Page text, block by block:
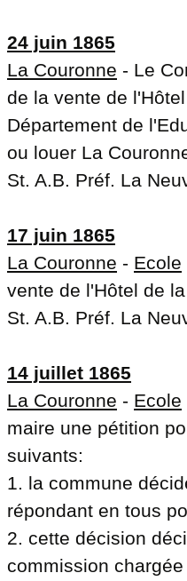
24 juin 1865
La Couronne - Le
de la vente de
Département de
ou louer La
St. A.B. Préf. La
17 juin 1865
La Couronne - Ecole
vente de l'Hôtel de
St. A.B. Préf. La
14 juillet 1865
La Couronne - Ecole
maire une pétition
suivants:
1. la commune
répondant en tous
2. cette décision
commission